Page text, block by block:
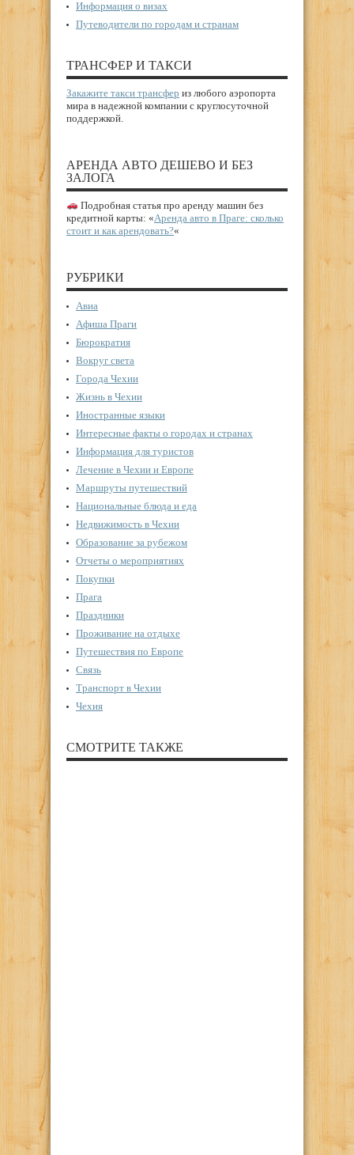
Информация о визах
Путеводители по городам и странам
ТРАНСФЕР И ТАКСИ
Закажите такси трансфер из любого аэропорта
мира в надежной компании с круглосуточной
поддержкой.
АРЕНДА АВТО ДЕШЕВО И БЕЗ
ЗАЛОГА
Подробная статья про аренду машин без
кредитной карты: «Аренда авто в Праге: сколько
стоит и как арендовать?«
РУБРИКИ
Авиа
Афиша Праги
Бюрократия
Вокруг света
Города Чехии
Жизнь в Чехии
Иностранные языки
Интересные факты о городах и странах
Информация для туристов
Лечение в Чехии и Европе
Маршруты путешествий
Национальные блюда и еда
Недвижимость в Чехии
Образование за рубежом
Отчеты о мероприятиях
Покупки
Прага
Праздники
Проживание на отдыхе
Путешествия по Европе
Связь
Транспорт в Чехии
Чехия
СМОТРИТЕ ТАКЖЕ